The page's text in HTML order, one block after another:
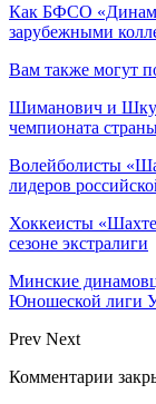
Как БФСО
зарубежными
Вам также могут
Шиманович и
чемпионата
Волейболисты
лидеров
Хоккеисты
сезоне экстралиги
Минские
Юношеской лиги
Prev Next
Комментарии